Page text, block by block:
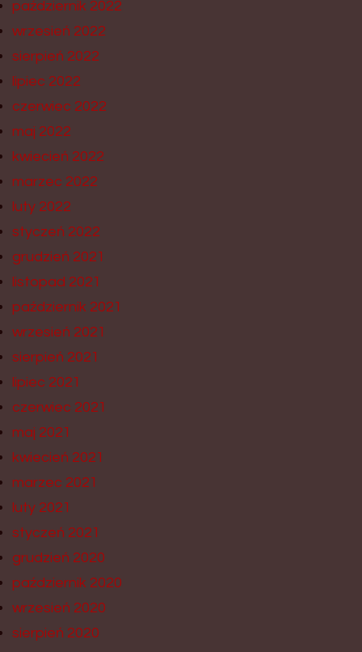
październik 2022
wrzesień 2022
sierpień 2022
lipiec 2022
czerwiec 2022
maj 2022
kwiecień 2022
marzec 2022
luty 2022
styczeń 2022
grudzień 2021
listopad 2021
październik 2021
wrzesień 2021
sierpień 2021
lipiec 2021
czerwiec 2021
maj 2021
kwiecień 2021
marzec 2021
luty 2021
styczeń 2021
grudzień 2020
październik 2020
wrzesień 2020
sierpień 2020